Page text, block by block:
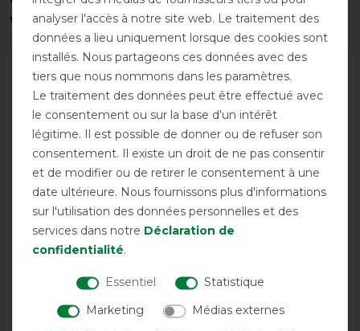
vous intéresser
-10%
Acavallo gel pad
Therapeutic 1/2 edge
avant 164,50 €
148,05 € *
-10%
Acavallo Therapeutic Gel
avant 202,50 €
182,25 € *
analyser l'accès à notre site web. Le traitement des
données a lieu uniquement lorsque des cookies sont
installés. Nous partageons ces données avec des
tiers que nous nommons dans les paramètres.
Le traitement des données peut être effectué avec
le consentement ou sur la base d'un intérêt
légitime. Il est possible de donner ou de refuser son
consentement. Il existe un droit de ne pas consentir
et de modifier ou de retirer le consentement à une
date ultérieure. Nous fournissons plus d'informations
sur l'utilisation des données personnelles et des
services dans notre Déclaration de
confidentialité.
Essentiel
Statistique
Marketing
Médias externes